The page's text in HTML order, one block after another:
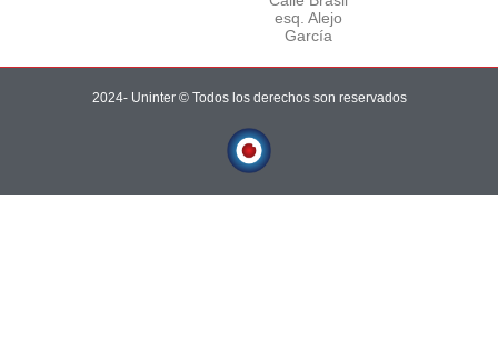
esq. Alejo
García
2024- Uninter © Todos los derechos son reservados